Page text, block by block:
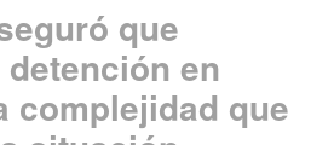
que
en
complejidad que